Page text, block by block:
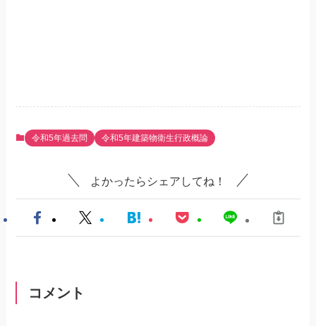
令和5年過去問 令和5年建築物衛生行政概論
よかったらシェアしてね！
コメント